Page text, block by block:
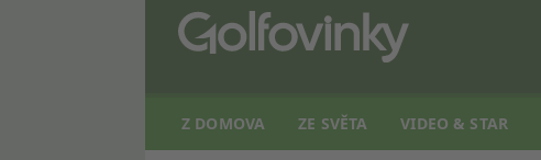
Z DOMOVA ZE SVĚTA VIDEO & STAR